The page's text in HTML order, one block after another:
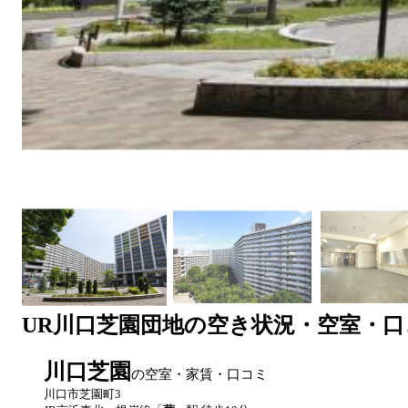
UR川口芝園団地の空き状況・空室・
川口芝園の空室・家賃・口コミ
川口市芝園町3